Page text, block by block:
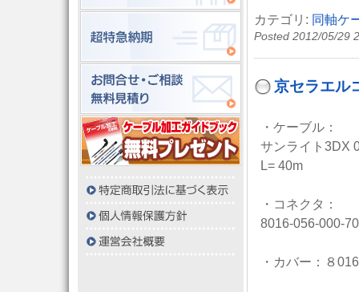
カテゴリ: 同軸ケ
Posted 2012/05/29
京セラエル
・ケーブル：
サンライト3DX
L= 40m
・コネクタ：
8016-056-000-
・カバー：８